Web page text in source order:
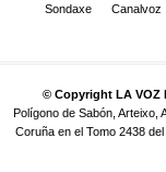
Sondaxe
Canalvoz
© Copyright LA VOZ
Polígono de Sabón, Arteixo,
Coruña en el Tomo 2438